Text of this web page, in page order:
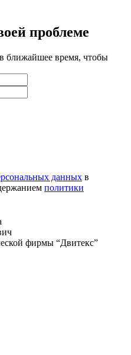
проблеме
ближайшее время, чтобы
данных в
политики
фирмы “Двитекс”